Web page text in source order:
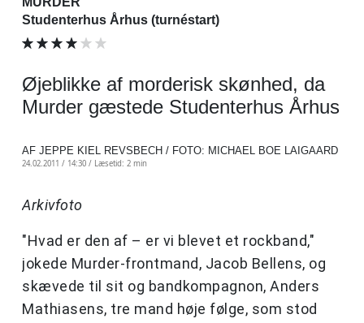
Studenterhus Århus (turnéstart)
Øjeblikke af morderisk skønhed, da
Murder gæstede Studenterhus Århus
AF JEPPE KIEL REVSBECH / FOTO: MICHAEL BOE LAIGAARD
24.02.2011 / 14:30 / Læsetid: 2 min
Arkivfoto
"Hvad er den af – er vi blevet et rockband,"
jokede Murder-frontmand, Jacob Bellens, og
skævede til sit og bandkompagnon, Anders
Mathiasens, tre mand høje følge, som stod